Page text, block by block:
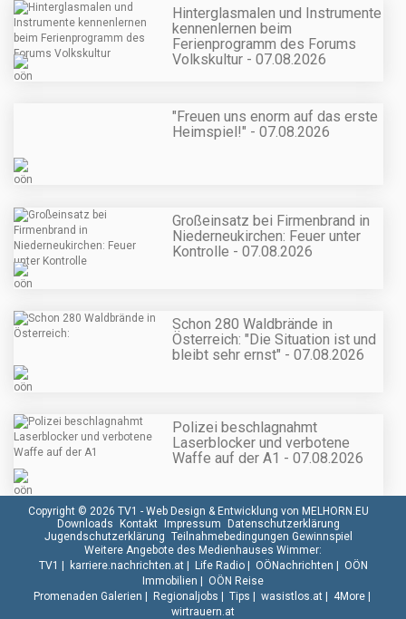
Hinterglasmalen und Instrumente
kennenlernen beim
Ferienprogramm des Forums
Volkskultur - 07.08.2026
"Freuen uns enorm auf das erste
Heimspiel!" - 07.08.2026
Großeinsatz bei Firmenbrand in
Niederneukirchen: Feuer unter
Kontrolle - 07.08.2026
Schon 280 Waldbrände in
Österreich: "Die Situation ist und
bleibt sehr ernst" - 07.08.2026
Polizei beschlagnahmt
Laserblocker und verbotene
Waffe auf der A1 - 07.08.2026
Copyright © 2026 TV1 - Web Design & Entwicklung von MELHORN.EU
Downloads
Kontakt Impressum
Datenschutzerklärung
Jugendschutzerklärung Teilnahmebedingungen Gewinnspiel
Weitere Angebote des Medienhauses Wimmer:
TV1
karriere.nachrichten.at| Life Radio| OÖNachrichten
OÖN
Immobilien
OÖN Reise
Promenaden Galerien
Regionaljobs Tips wasistlos.at| 4More|
wirtrauern.at